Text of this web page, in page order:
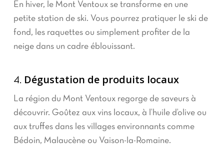
En hiver, le Mont Ventoux se transforme en une
petite station de ski. Vous pourrez pratiquer le ski de
fond, les raquettes ou simplement profiter de la
neige dans un cadre éblouissant.
4. Dégustation de produits locaux
La région du Mont Ventoux regorge de saveurs à
découvrir. Goûtez aux vins locaux, à l’huile d’olive ou
aux truffes dans les villages environnants comme
Bédoin, Malaucène ou Vaison-la-Romaine.